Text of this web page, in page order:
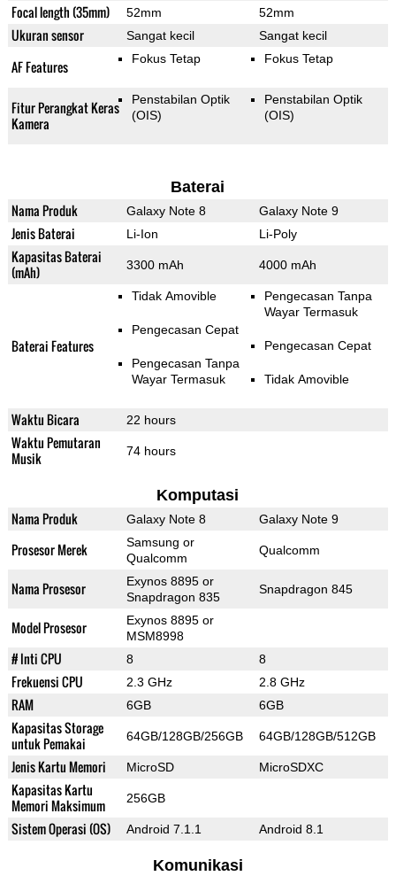
Focal length (35mm) 52mm 52mm
Ukuran sensor Sangat kecil Sangat kecil
AF Features Fokus Tetap Fokus Tetap
Fitur Perangkat Keras
Kamera
Penstabilan Optik
(OIS)
Penstabilan Optik
(OIS)
Baterai
Nama Produk Galaxy Note 8 Galaxy Note 9
Jenis Baterai Li-Ion Li-Poly
Kapasitas Baterai
(mAh)
3300 mAh 4000 mAh
Baterai Features
Tidak Amovible
Pengecasan Cepat
Pengecasan Tanpa
Wayar Termasuk
Pengecasan Tanpa
Wayar Termasuk
Pengecasan Cepat
Tidak Amovible
Waktu Bicara 22 hours
Waktu Pemutaran
Musik
74 hours
Komputasi
Nama Produk Galaxy Note 8 Galaxy Note 9
Prosesor Merek
Samsung or
Qualcomm
Qualcomm
Nama Prosesor
Exynos 8895 or
Snapdragon 835
Snapdragon 845
Model Prosesor
Exynos 8895 or
MSM8998
# Inti CPU 8 8
Frekuensi CPU 2.3 GHz 2.8 GHz
RAM 6GB 6GB
Kapasitas Storage
untuk Pemakai
64GB/128GB/256GB 64GB/128GB/512GB
Jenis Kartu Memori MicroSD MicroSDXC
Kapasitas Kartu
Memori Maksimum
256GB
Sistem Operasi (OS) Android 7.1.1 Android 8.1
Komunikasi